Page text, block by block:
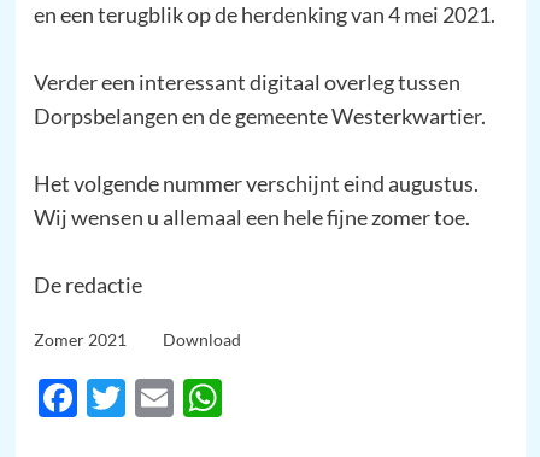
en een terugblik op de herdenking van 4 mei 2021.
Verder een interessant digitaal overleg tussen
Dorpsbelangen en de gemeente Westerkwartier.
Het volgende nummer verschijnt eind augustus.
Wij wensen u allemaal een hele fijne zomer toe.
De redactie
Zomer 2021 Download
Facebook
Twitter
EmailWhatsApp